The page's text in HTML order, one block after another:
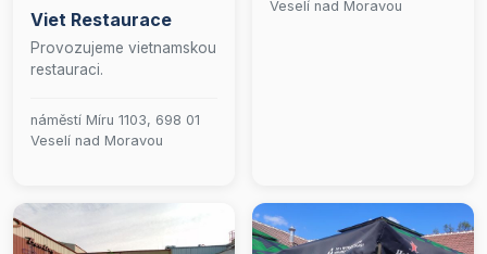
Viet Restaurace
Provozujeme vietnamskou
restauraci.
náměstí Míru 1103, 698 01
Veselí nad Moravou
Veselí nad Moravou